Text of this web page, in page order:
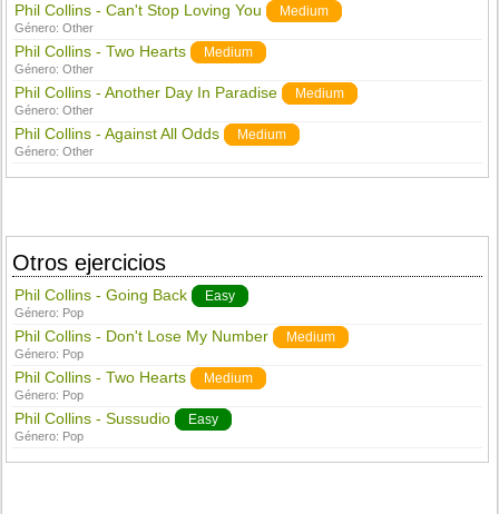
Phil Collins - Can't Stop Loving You Medium
Género:Other
Phil Collins - Two Hearts Medium
Género:Other
Phil Collins - Another Day In Paradise Medium
Género:Other
Phil Collins - Against All Odds Medium
Género:Other
Otros ejercicios
Phil Collins - Going Back Easy
Género: Pop
Phil Collins - Don't Lose My Number Medium
Género: Pop
Phil Collins - Two Hearts Medium
Género: Pop
Phil Collins - Sussudio Easy
Género: Pop